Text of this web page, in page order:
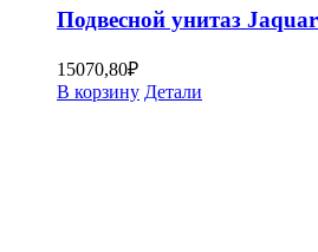
Подвесной унитаз
15070,80₽
В корзину Детали